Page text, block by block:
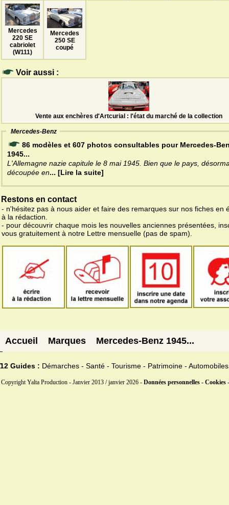
Mercedes
220 SE
cabriolet
(W111)
Mercedes
250 SE
coupé
Voir aussi :
Vente aux enchères d'Artcurial : l'état du marché de la collection
Mercedes-Benz
86 modèles et 607 photos consultables pour Mercedes-
1945...
L'Allemagne nazie capitule le 8 mai 1945. Bien que le pays,
découpée en... [Lire la suite]
Restons en contact
- n'hésitez pas à nous aider et faire des remarques sur nos fiches en
à la rédaction.
- pour découvrir chaque mois les nouvelles anciennes présentées,
vous gratuitement à notre Lettre mensuelle (pas de spam).
Accueil Marques Mercedes-Benz 1945...
12 Guides : Démarches - Santé - Tourisme - Patrimoine - Automobiles
Copyright Yalta Production - Janvier 2013 / janvier 2026 - Données personnelles - Cookies